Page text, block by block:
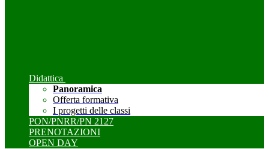
Didattica
Panoramica
Offerta formativa
I progetti delle classi
PON/PNRR/PN 2127
PRENOTAZIONI
OPEN DAY